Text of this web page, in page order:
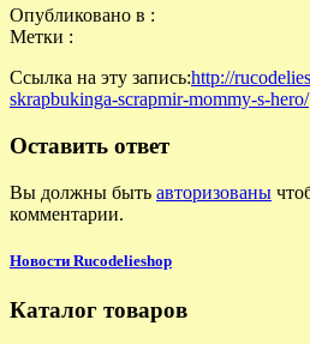
Опубликовано в :
Метки :
Ссылка на эту запись:http://
skrapbukinga-scrapmir-mommy-s-hero/
Оставить ответ
Вы должны быть авторизованы
комментарии.
Новости Rucodelieshop
Каталог товаров